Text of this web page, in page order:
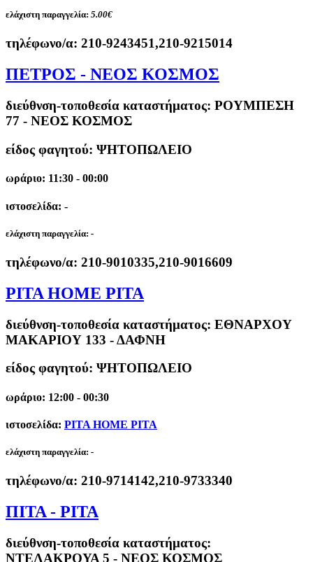
ελάχιστη παραγγελία: 5.00€
τηλέφωνο/α: 210-9243451,210-9215014
ΠΕΤΡΟΣ - ΝΕΟΣ ΚΟΣΜΟΣ
διεύθνση-τοποθεσία καταστήματος: ΡΟΥΜΠΕΣΗ
77 - ΝΕΟΣ ΚΟΣΜΟΣ
είδος φαγητού: ΨΗΤΟΠΩΛΕΙΟ
ωράριο: 11:30 - 00:00
ιστοσελίδα: -
ελάχιστη παραγγελία: -
τηλέφωνο/α: 210-9010335,210-9016609
PITA HOME PITA
διεύθνση-τοποθεσία καταστήματος: ΕΘΝΑΡΧΟΥ
ΜΑΚΑΡΙΟΥ 133 - ΔΑΦΝΗ
είδος φαγητού: ΨΗΤΟΠΩΛΕΙΟ
ωράριο: 12:00 - 00:30
ιστοσελίδα: PITA HOME PITA
ελάχιστη παραγγελία: -
τηλέφωνο/α: 210-9714142,210-9733340
ΠΙΤΑ - PITA
διεύθνση-τοποθεσία καταστήματος:
ΝΤΕΛΑΚΡΟΥΑ 5 - ΝΕΟΣ ΚΟΣΜΟΣ